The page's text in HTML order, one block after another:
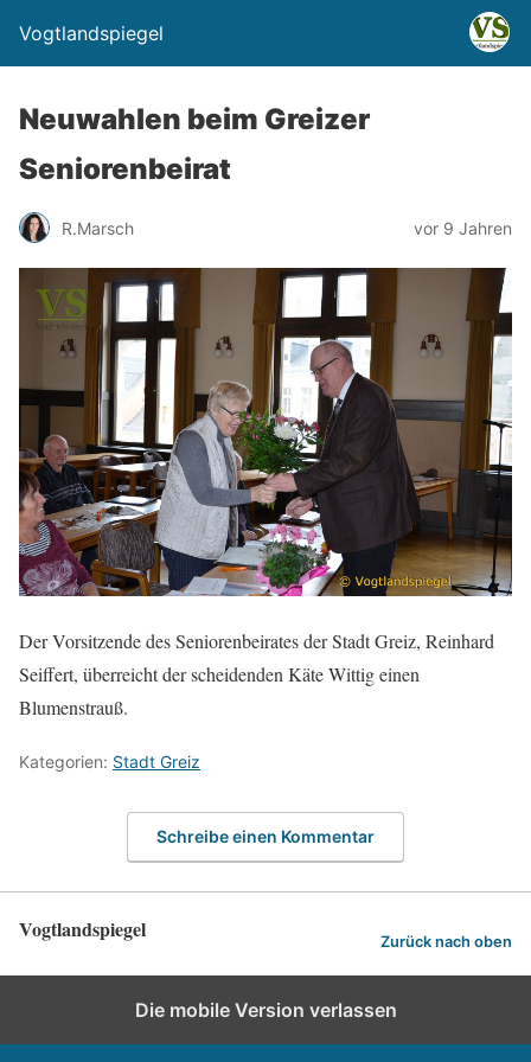
Vogtlandspiegel
Neuwahlen beim Greizer
Seniorenbeirat
R.Marsch vor 9 Jahren
Der Vorsitzende des Seniorenbeirates der Stadt Greiz, Reinhard
Seiffert, überreicht der scheidenden Käte Wittig einen
Blumenstrauß.
Kategorien: Stadt Greiz
Schreibe einen Kommentar
Vogtlandspiegel Zurück nach oben
Die mobile Version verlassen